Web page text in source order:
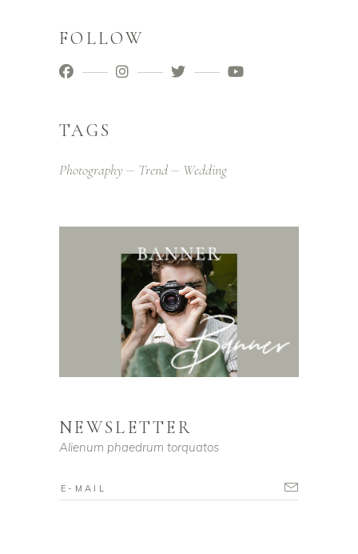
FOLLOW
TAGS
Photography Trend Wedding
NEWSLETTER
Alienum phaedrum torquatos